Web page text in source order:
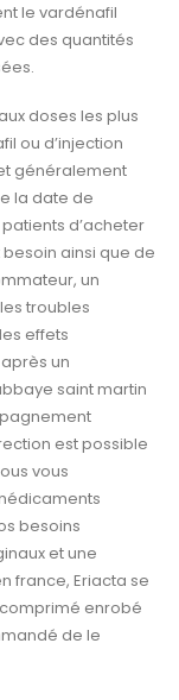
le vardénafil
des quantités
doses les plus
ou d’injection
généralement
la date de
d’acheter
ainsi que de
un
troubles
effets
un
saint martin
est possible
vous
besoins
et une
france, Eriacta se
enrobé
de le